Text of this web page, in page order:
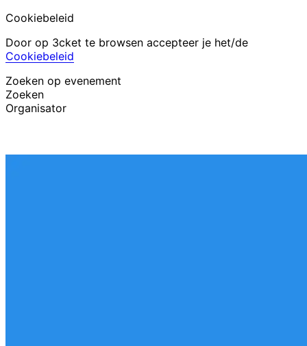
Cookiebeleid
Door op 3cket te browsen accepteer je het/de
Cookiebeleid
Zoeken op evenement
Zoeken
Organisator
Nederlands